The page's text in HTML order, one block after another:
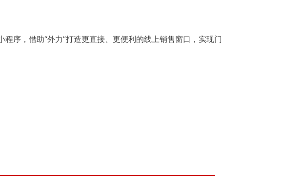
程序，借助“外力”打造更直接、更便利的线上销售窗口，实现门